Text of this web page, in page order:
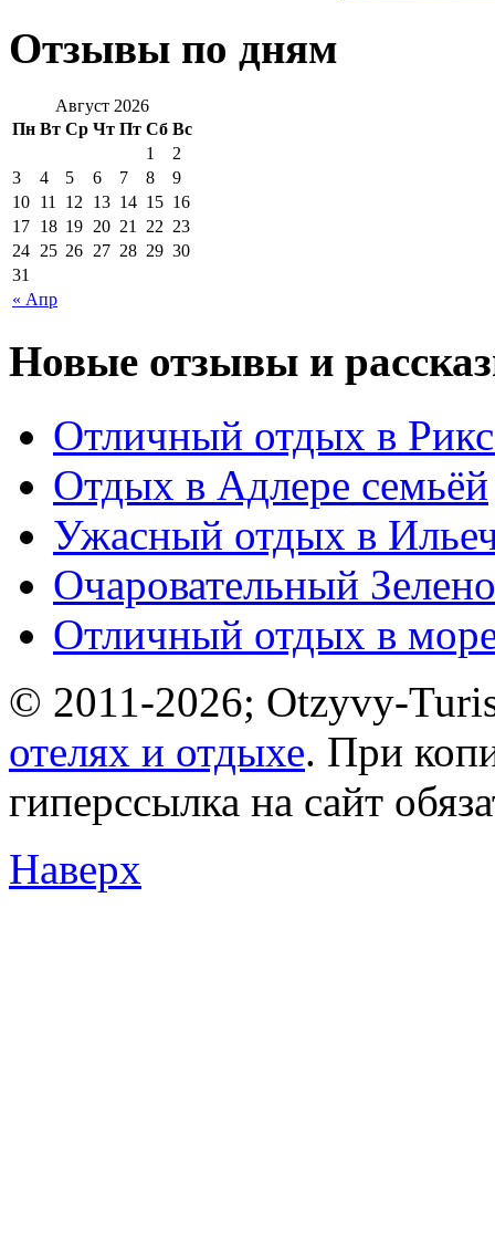
Отзывы по дням
Август 2026
Пн Вт Ср Чт Пт Сб Вс
« Апр
1
2
3
4 5 6 7 8
9
10 11 12 13 14 15 16
17 18 19 20 21 22 23
24 25 26 27 28 29 30
31
Новые отзывы и
Отличный отдых в
Отдых в Адлере семьёй
Ужасный отдых в
Очаровательный
Отличный отдых в
© 2011-2026; Otzyvy-
отелях и отдыхе. При
гиперссылка на сайт
Наверх